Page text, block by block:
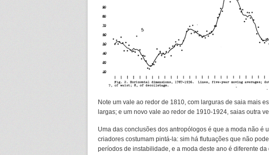
Note um vale ao redor de 1810, com larguras de saia mais
largas; e um novo vale ao redor de 1910-1924, saias outra
Uma das conclusões dos antropólogos é que a moda não é
criadores costumam pintá-la: sim há flutuações que não
períodos de instabilidade, e a moda deste ano é diferente